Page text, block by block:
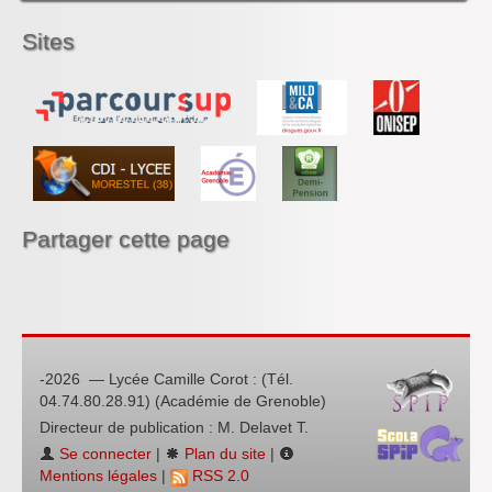
Sites
Partager cette page
-2026 — Lycée Camille Corot : (Tél.
04.74.80.28.91) (Académie de Grenoble)
Directeur de publication : M. Delavet T.
Se connecter | Plan du site |
Mentions légales | RSS 2.0